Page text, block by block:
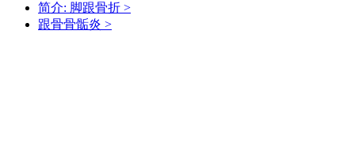
简介: 脚跟骨折 >
跟骨骨骺炎 >